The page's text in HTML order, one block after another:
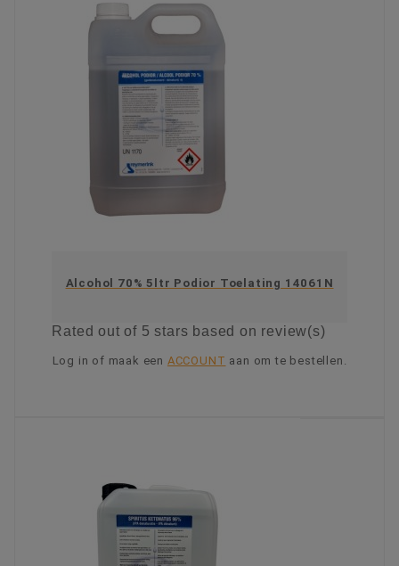
Alcohol 70% 5ltr Podior Toelating 14061N
Ratedout of 5 stars based on review(s)
Log in of maak een ACCOUNT aan om te bestellen.